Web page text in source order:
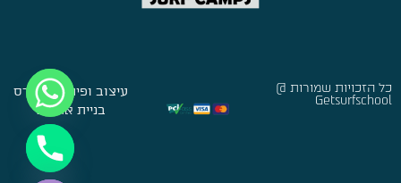
כל הזכויות שמורות @
Getsurfschool
עיצוב ופיתוח:סברס
בניית אתרים
Hide chaty